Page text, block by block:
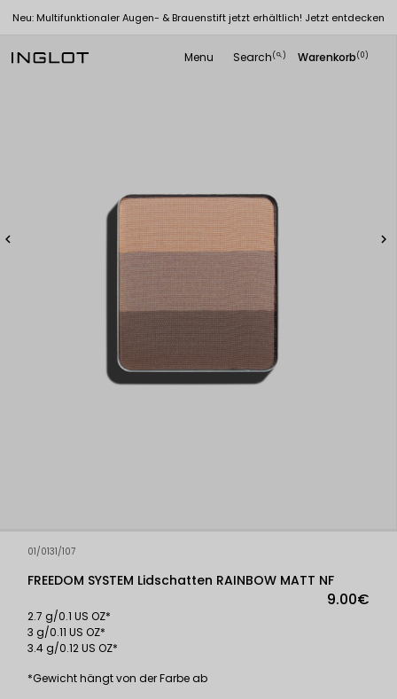
Neu: Multifunktionaler Augen- & Brauenstift jetzt erhältlich! Jetzt entdecken
Menu Search(
search ) Warenkorb(0)
 
01/0131/107
FREEDOM SYSTEM Lidschatten RAINBOW MATT NF
9.00€
2.7 g/0.1 US OZ*
3 g/0.11 US OZ*
3.4 g/0.12 US OZ*
*Gewicht hängt von der Farbe ab